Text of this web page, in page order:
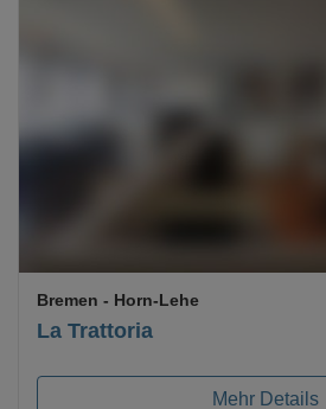
La Trattoria
Bremen - Horn-Lehe
Mehr Details